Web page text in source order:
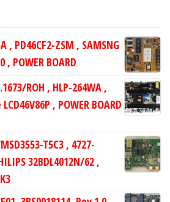
, PD46CF2-ZSM , SAMSNG
, POWER BOARD
ROH , HLP-264WA ,
, POWER BOARD
T5C3 , 4727-
32BDL4012N/62 ,